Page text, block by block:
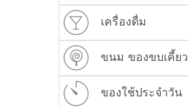
เครื่องดื่ม
ขนม ของขบเคี้ยว
ของใช้ประจำวัน